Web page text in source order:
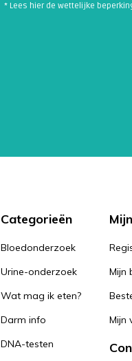
* Lees hier de wettelijke
Categorieën
Bloedonderzoek
Urine-onderzoek
Wat mag ik eten?
Darm info
DNA-testen
Mijn
Mijn